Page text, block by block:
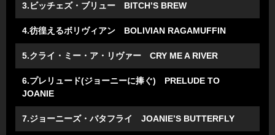
3.ビッチェズ・ブリュー BITCH’S BREW
4.彷徨えるボリヴィアン BOLIVIAN RAGAMUFFIN
5.クライ・ミー・ア・リヴァー CRY ME A RIVER
6.プレリュード(ジョーニーに捧ぐ) PRELUDE TO
JOANIE
7.ジョーニーズ・バタフライ JOANIE’S BUTTERFLY